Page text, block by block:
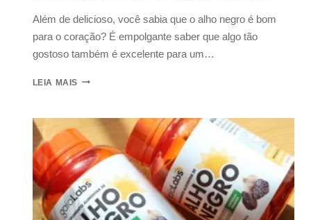
Além de delicioso, você sabia que o alho negro é bom
para o coração? É empolgante saber que algo tão
gostoso também é excelente para um…
LEIA MAIS